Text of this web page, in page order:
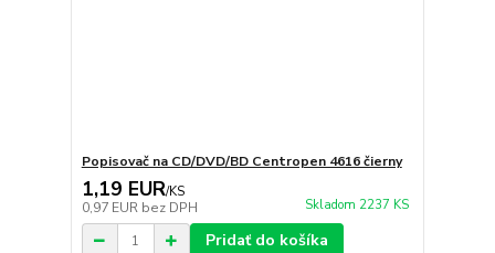
Popisovač na CD/DVD/BD Centropen 4616 čierny
1,19 EUR/KS
0,97 EUR bez DPH Skladom 2237 KS
Pridať do košíka